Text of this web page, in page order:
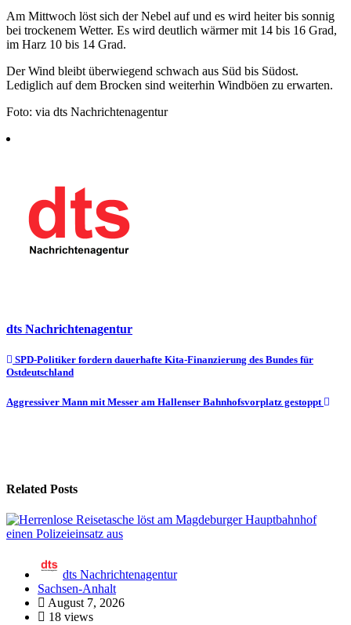
Am Mittwoch löst sich der Nebel auf und es wird heiter bis sonnig
bei trockenem Wetter. Es wird deutlich wärmer mit 14 bis 16 Grad,
im Harz 10 bis 14 Grad.
Der Wind bleibt überwiegend schwach aus Süd bis Südost.
Lediglich auf dem Brocken sind weiterhin Windböen zu erwarten.
Foto: via dts Nachrichtenagentur
dts Nachrichtenagentur
Beitragsnavigation
SPD-Politiker fordern dauerhafte Kita-Finanzierung des Bundes für
Ostdeutschland
Aggressiver Mann mit Messer am Hallenser Bahnhofsvorplatz gestoppt
Related Posts
dts Nachrichtenagentur
Sachsen-Anhalt
August 7, 2026
18 views